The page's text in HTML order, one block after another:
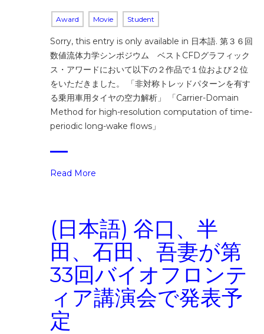
Award Movie Student
Sorry, this entry is only available in 日本語. 第３６回
数値流体力学シンポジウム ベストCFDグラフィック
ス・アワードにおいて以下の２作品で１位および２位
をいただきました。 「非対称トレッドパターンを有す
る乗用車用タイヤの空力解析」 「Carrier-Domain
Method for high-resolution computation of time-
periodic long-wake flows」
Read More
(日本語) 谷口、半
田、石田、吾妻が第
33回バイオフロンテ
ィア講演会で発表予
定